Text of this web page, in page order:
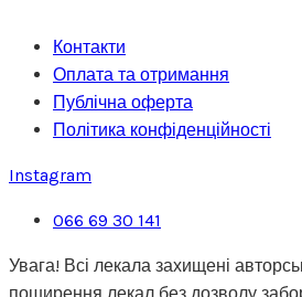
Контакти
Оплата та отримання
Публічна оферта
Політика конфіденційності
Instagram
066 69 30 141
Увага! Всі лекала захищені
поширення лекал без дозволу